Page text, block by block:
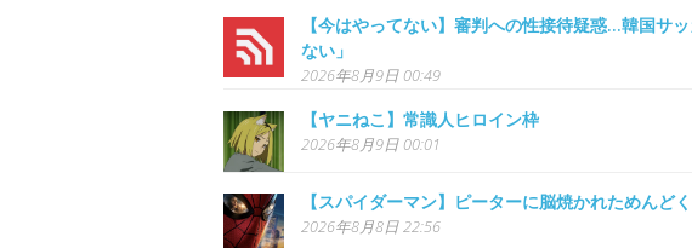
【今はやってない】審判への性接待疑惑…韓国サ
ない」
2026年8月9日 00:49
【ヤニねこ】常識人ヒロイン枠
2026年8月9日 00:01
【スパイダーマン】ピーターに脳焼かれためんど
2026年8月8日 22:56